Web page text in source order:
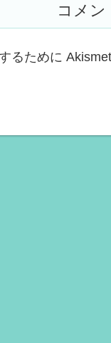
コメン
るために